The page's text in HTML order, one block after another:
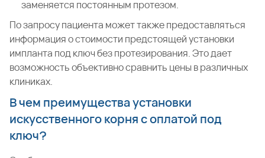
заменяется постоянным протезом.
По запросу пациента может также предоставляться
информация о стоимости предстоящей установки
импланта под ключ без протезирования. Это дает
возможность объективно сравнить цены в различных
клиниках.
В чем преимущества установки
искусственного корня с оплатой под
ключ?